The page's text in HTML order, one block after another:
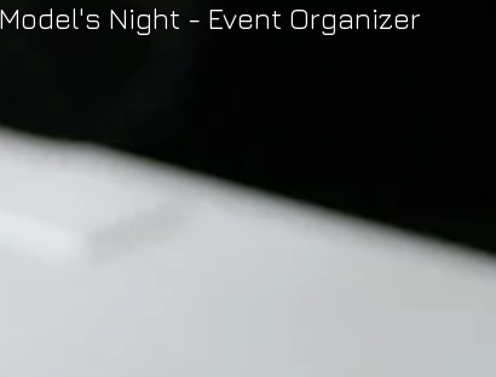
Night - Event Organizer